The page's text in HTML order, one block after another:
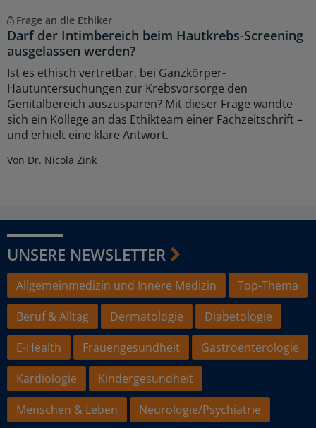
Frage an die Ethiker
Darf der Intimbereich beim Hautkrebs-Screening
ausgelassen werden?
Ist es ethisch vertretbar, bei Ganzkörper-
Hautuntersuchungen zur Krebsvorsorge den
Genitalbereich auszusparen? Mit dieser Frage wandte
sich ein Kollege an das Ethikteam einer Fachzeitschrift –
und erhielt eine klare Antwort.
Von Dr. Nicola Zink
UNSERE NEWSLETTER
Allgemeinmedizin und Innere Medizin
Top-Thema
Beruf & Alltag
Dermatologie
Diabetologie
E-Health
Frauengesundheit
Gastroenterologie
Kardiologie
Kindergesundheit
Menschen & Leben
Neurologie/Psychiatrie